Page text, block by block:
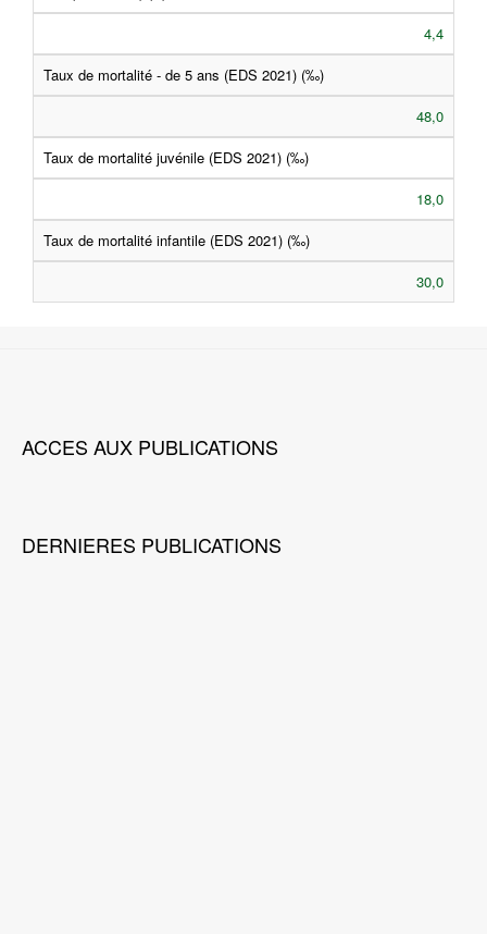
4,4
Taux de mortalité - de 5 ans (EDS 2021) (‰)
48,0
Taux de mortalité juvénile (EDS 2021) (‰)
18,0
Taux de mortalité infantile (EDS 2021) (‰)
30,0
ACCES AUX PUBLICATIONS
DERNIERES PUBLICATIONS